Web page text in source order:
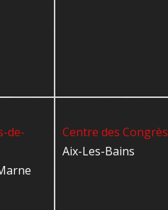
de-
Centre des Congrès
Aix-Les-Bains